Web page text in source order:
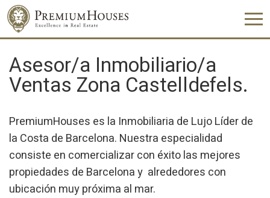
Asesor/a Inmobiliario/a
Ventas Zona Castelldefels.
PremiumHouses es la Inmobiliaria de Lujo Líder de
la Costa de Barcelona. Nuestra especialidad
consiste en comercializar con éxito las mejores
propiedades de Barcelona y alrededores con
ubicación muy próxima al mar.